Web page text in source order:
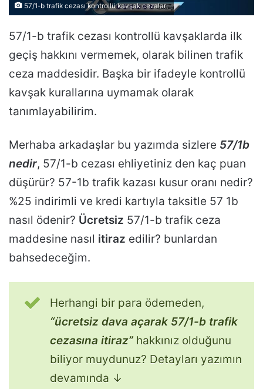
57/1-b trafik cezası kontrollü kavşak cezaları
57/1-b trafik cezası kontrollü kavşaklarda ilk
geçiş hakkını vermemek, olarak bilinen trafik
ceza maddesidir. Başka bir ifadeyle kontrollü
kavşak kurallarına uymamak olarak
tanımlayabilirim.
Merhaba arkadaşlar bu yazımda sizlere 57/1b
nedir, 57/1-b cezası ehliyetiniz den kaç puan
düşürür? 57-1b trafik kazası kusur oranı nedir?
%25 indirimli ve kredi kartıyla taksitle 57 1b
nasıl ödenir? Ücretsiz 57/1-b trafik ceza
maddesine nasıl itiraz edilir? bunlardan
bahsedeceğim.
Herhangi bir para ödemeden,
“ücretsiz dava açarak 57/1-b trafik
cezasına itiraz” hakkınız olduğunu
biliyor muydunuz? Detayları yazımın
devamında ↓